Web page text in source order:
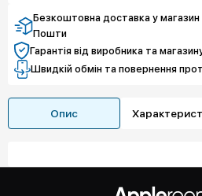
Безкоштовна доставка у магазин
Пошти
Гарантія від виробника та
Швидкій обмін та повернення
Опис